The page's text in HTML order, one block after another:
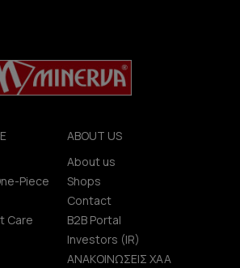
Piece
Care
ABOUT US
About us
Shops
Contact
B2B Portal
Investors (IR)
ΑΝΑΚΟΙΝΩΣΕΙΣ ΧΑΑ